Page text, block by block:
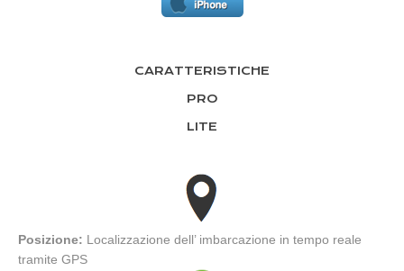
CARATTERISTICHE
PRO
LITE
Posizione: Localizzazione dell’ imbarcazione in tempo reale
tramite GPS